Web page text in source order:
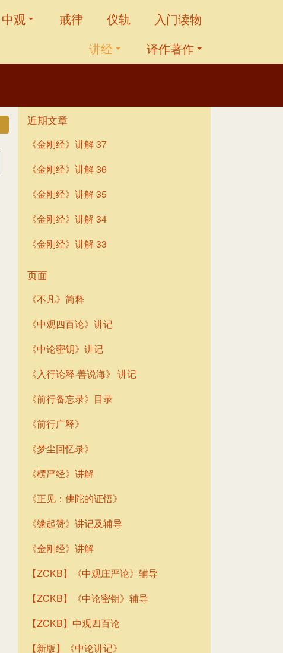
中观 戒律 仪轨
入门读物
讲经
译作著作
近期文章
《金刚经》讲解 37
《金刚经》讲解 36
《金刚经》讲解 35
《金刚经》讲解 34
《金刚经》讲解 33
页面
《不凡》简释
《中观四百论》讲记
《中论密钥》讲记
《入行论释·善说海》 讲记
《前行备忘录》目录
《前行广释》
《梦尘回忆录》
《楞严经》讲解
《正见：佛陀的证悟》
《缘起赞》讲记及辅导
《金刚经》讲解
【ZCKB】《中观庄严论》辅导
【ZCKB】《中论密钥》辅导
【ZCKB】中观四百论
【新版】《中论讲记》